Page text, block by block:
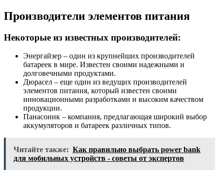
Производители элементов питания
Некоторые из известных производителей:
Энергайзер – один из крупнейших производителей
батареек в мире. Известен своими надежными и
долговечными продуктами.
Дюрасел – еще один из ведущих производителей
элементов питания, который известен своими
инновационными разработками и высоким качеством
продукции.
Панасоник – компания, предлагающая широкий выбор
аккумуляторов и батареек различных типов.
Читайте также: Как правильно выбрать power bank
для мобильных устройств - советы от экспертов